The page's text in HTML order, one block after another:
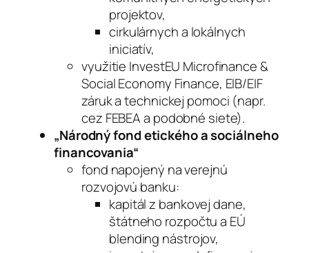
projektov,
cirkulárnych a lokálnych
iniciatív,
využitie InvestEU Microfinance &
Social Economy Finance, EIB/EIF
záruk a technickej pomoci (napr.
cez FEBEA a podobné siete).
„Národný fond etického a sociálneho
financovania“
fond napojený na verejnú
rozvojovú banku:
kapitál z bankovej dane,
štátneho rozpočtu a EÚ
blending nástrojov,